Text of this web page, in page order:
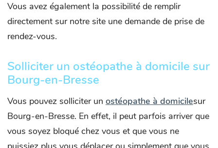
Vous avez également la possibilité de remplir
directement sur notre site une demande de prise de
rendez-vous.
Solliciter un ostéopathe à domicile sur
Bourg-en-Bresse
Vous pouvez solliciter un ostéopathe à domicilesur
Bourg-en-Bresse. En effet, il peut parfois arriver que
vous soyez bloqué chez vous et que vous ne